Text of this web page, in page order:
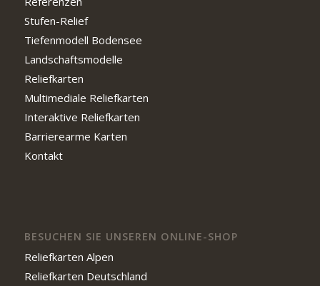
Stufen-Relief
Tiefenmodell Bodensee
Landschaftsmodelle
Reliefkarten
Multimediale Reliefkarten
Interaktive Reliefkarten
Barrierearme Karten
Kontakt
BESUCHEN SIE UNSEREN ONLINE-SHOP
Reliefkarten Alpen
Reliefkarten Deutschland